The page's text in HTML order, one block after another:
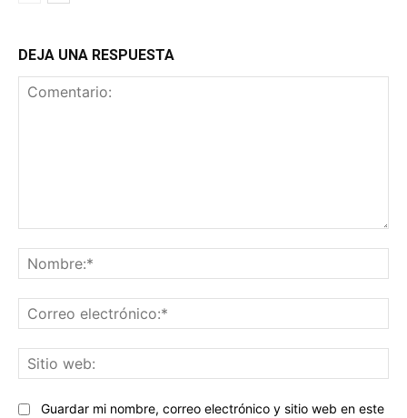
DEJA UNA RESPUESTA
Guardar mi nombre, correo electrónico y sitio web en este